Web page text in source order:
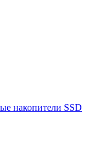
накопители SSD